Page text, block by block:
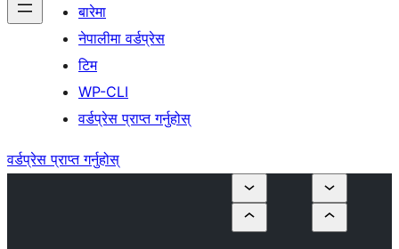
बारेमा
नेपालीमा वर्डप्रेस
टिम
WP-CLI
वर्डप्रेस प्राप्त गर्नुहोस्
वर्डप्रेस प्राप्त गर्नुहोस्